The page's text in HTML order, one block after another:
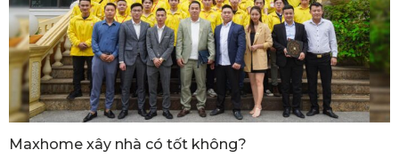
Maxhome xây nhà có tốt không?